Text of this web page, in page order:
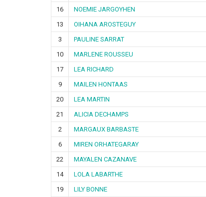
16
NOEMIE JARGOYHEN
13
OIHANA AROSTEGUY
3
PAULINE SARRAT
10
MARLENE ROUSSEU
17
LEA RICHARD
9
MAILEN HONTAAS
20
LEA MARTIN
21
ALICIA DECHAMPS
2
MARGAUX BARBASTE
6
MIREN ORHATEGARAY
22
MAYALEN CAZANAVE
14
LOLA LABARTHE
19
LILY BONNE